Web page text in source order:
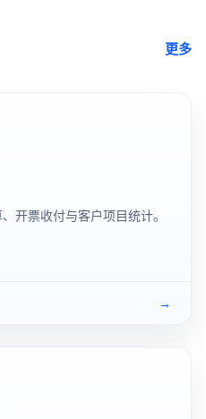
更多
开票收付与客户项目统计。
→